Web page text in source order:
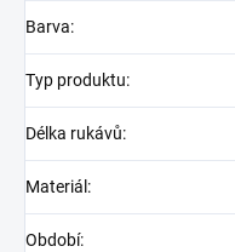
Barva:
Typ produktu:
Délka rukávů:
Materiál :
Období: